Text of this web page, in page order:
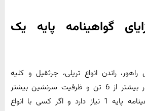
گواهینامه پایه یک
راندن انواع تریلی، جرثقیل و کلیه
خودروهای با ظرفیت بار بیشتر از 6 تن و ظرفیت سرنشین بیشتر
از 26 نفر به اخذ گواهینامه پایه 1 نیاز دارد و اگر کسی با انواع